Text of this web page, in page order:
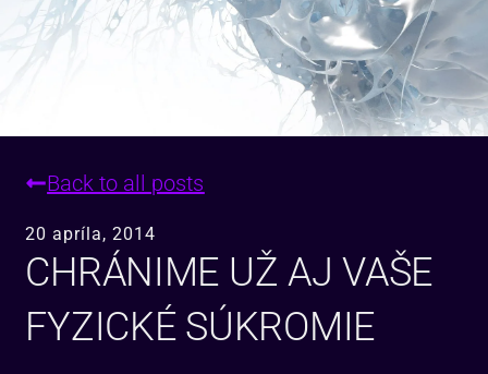
Back to all posts
20 apríla, 2014
CHRÁNIME UŽ AJ VAŠE
FYZICKÉ SÚKROMIE